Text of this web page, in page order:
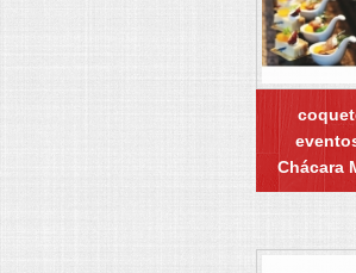
Chácara